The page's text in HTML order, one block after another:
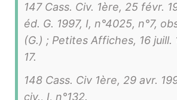
147 Cass. Civ. 1ère, 25 févr.
éd. G. 1997, I, n°4025, n°7,
(G.) ; Petites Affiches, 16 juill.
17.
148 Cass. Civ 1ère, 29 avr.
civ., I, n°132.